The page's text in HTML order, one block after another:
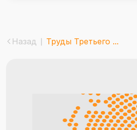
Назад Труды Третьего ...